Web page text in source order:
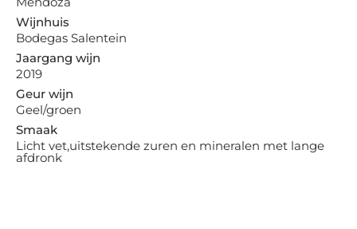
Wijnhuis
Bodegas Salentein
Jaargang wijn
2019
Geur wijn
Geel/groen
Smaak
Licht vet,uitstekende zuren en mineralen met lange
afdronk